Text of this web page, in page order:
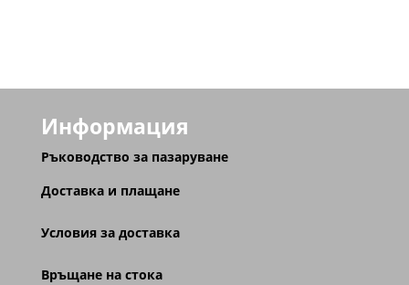
Информация
Ръководство за пазаруване
Доставка и плащане
Условия за доставка
Връщане на стока